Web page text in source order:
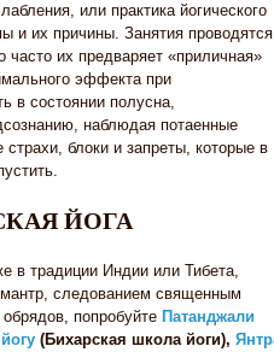
или практика йогического
и их причины. Занятия проводятся
их предваряет «приличная»
эффекта при
в состоянии полусна,
наблюдая потаенные
блоки и запреты, которые в
ЙОГА
в традиции Индии или Тибета,
следованием священным
попробуйте Патанджали
(Бихарская школа йоги),